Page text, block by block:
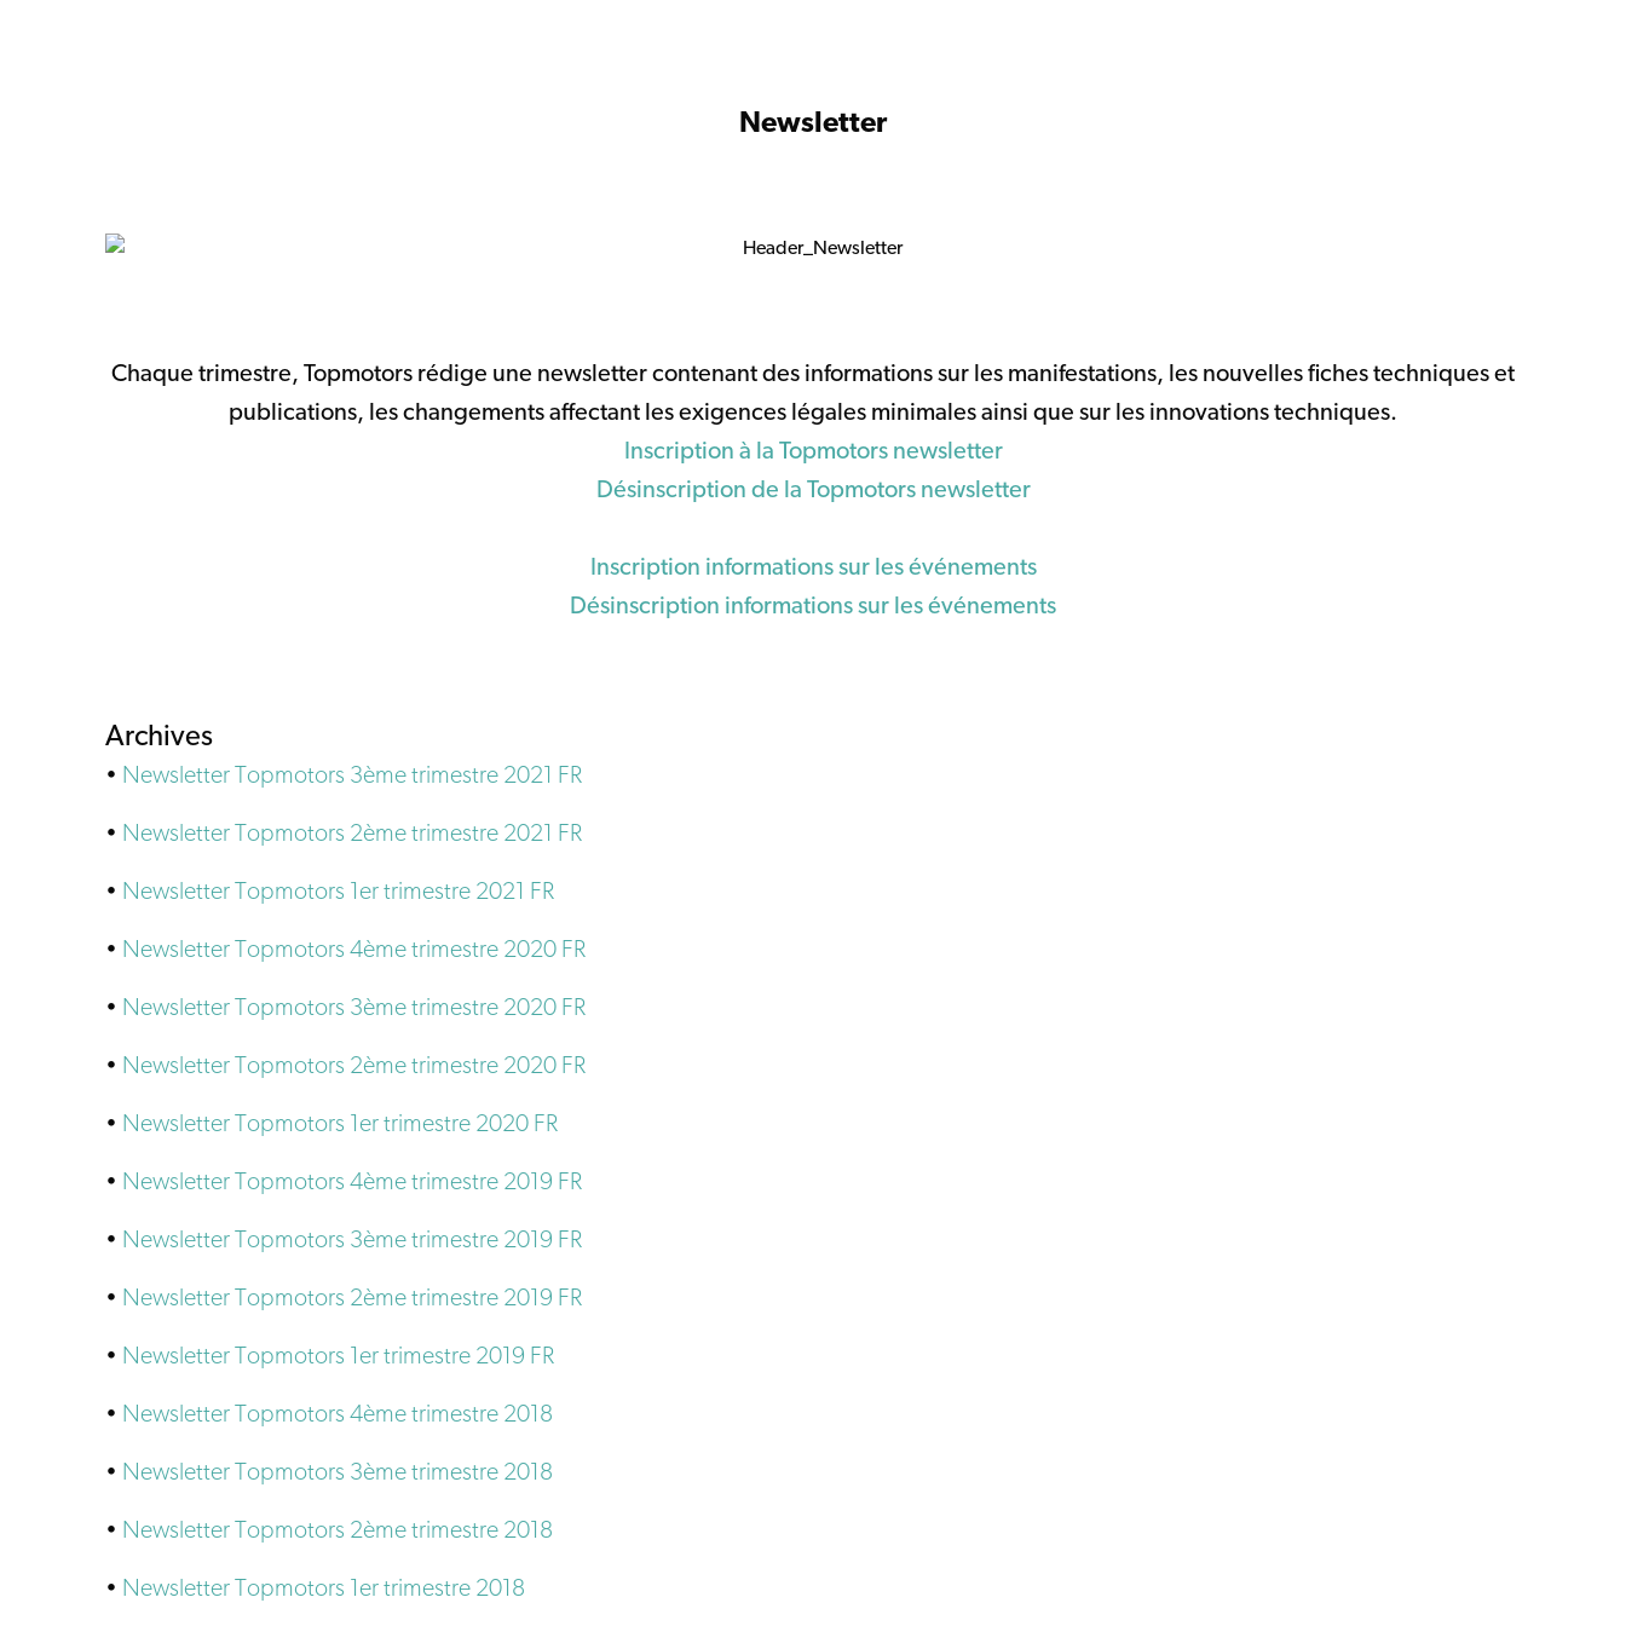
Newsletter
Chaque trimestre, Topmotors rédige une newsletter contenant des informations sur les manifestations, les nouvelles fiches techniques et
publications, les changements affectant les exigences légales minimales ainsi que sur les innovations techniques.
Inscription à la Topmotors newsletter
Désinscription de la Topmotors newsletter
Inscription informations sur les événements
Désinscription informations sur les événements
Archives
• Newsletter Topmotors 3ème trimestre 2021 FR
• Newsletter Topmotors 2ème trimestre 2021 FR
• Newsletter Topmotors 1er trimestre 2021 FR
• Newsletter Topmotors 4ème trimestre 2020 FR
• Newsletter Topmotors 3ème trimestre 2020 FR
• Newsletter Topmotors 2ème trimestre 2020 FR
• Newsletter Topmotors 1er trimestre 2020 FR
• Newsletter Topmotors 4ème trimestre 2019 FR
• Newsletter Topmotors 3ème trimestre 2019 FR
• Newsletter Topmotors 2ème trimestre 2019 FR
• Newsletter Topmotors 1er trimestre 2019 FR
• Newsletter Topmotors 4ème trimestre 2018
• Newsletter Topmotors 3ème trimestre 2018
• Newsletter Topmotors 2ème trimestre 2018
• Newsletter Topmotors 1er trimestre 2018